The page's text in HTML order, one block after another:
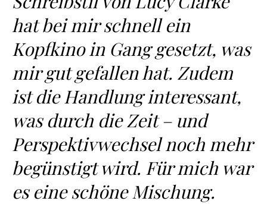
hat bei mir schnell ein
Kopfkino in Gang gesetzt, was
mir gut gefallen hat. Zudem
ist die Handlung interessant,
was durch die Zeit – und
Perspektivwechsel noch mehr
begünstigt wird. Für mich war
es eine schöne Mischung.